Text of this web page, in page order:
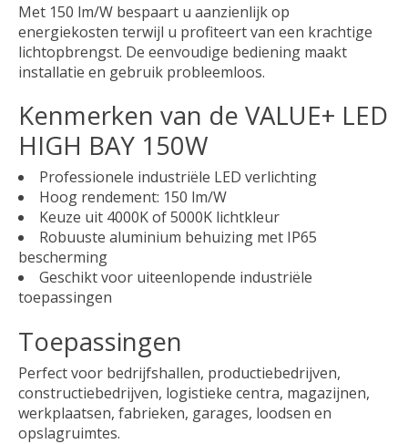
Met 150 lm/W bespaart u aanzienlijk op
energiekosten terwijl u profiteert van een krachtige
lichtopbrengst. De eenvoudige bediening maakt
installatie en gebruik probleemloos.
Kenmerken van de VALUE+ LED
HIGH BAY 150W
Professionele industriële LED verlichting
Hoog rendement: 150 lm/W
Keuze uit 4000K of 5000K lichtkleur
Robuuste aluminium behuizing met IP65
bescherming
Geschikt voor uiteenlopende industriële
toepassingen
Toepassingen
Perfect voor bedrijfshallen, productiebedrijven,
constructiebedrijven, logistieke centra, magazijnen,
werkplaatsen, fabrieken, garages, loodsen en
opslagruimtes.